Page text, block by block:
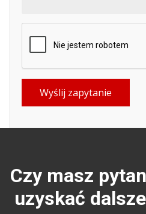
Wyślij zapytanie
Czy masz
uzyskać